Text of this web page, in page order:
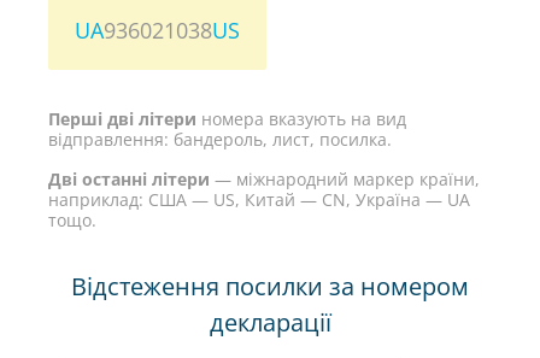
UA936021038US
Перші дві літери номера вказують на вид
відправлення: бандероль, лист, посилка.
Дві останні літери — міжнародний маркер країни,
наприклад: США — US, Китай — CN, Україна — UA
тощо.
Відстеження посилки за номером
декларації